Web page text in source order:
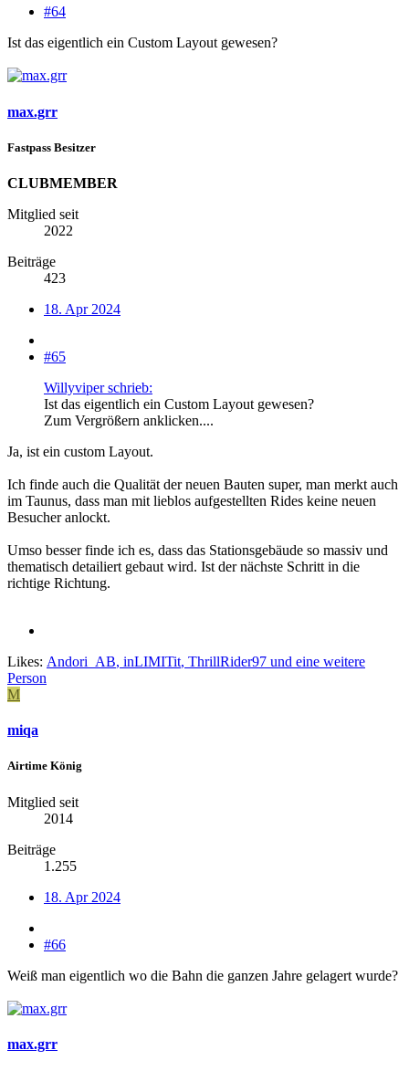
#64
Ist das eigentlich ein Custom Layout gewesen?
max.grr
Fastpass Besitzer
CLUBMEMBER
Mitglied seit
2022
Beiträge
423
18. Apr 2024
#65
Willyviper schrieb:
Ist das eigentlich ein Custom Layout gewesen?
Zum Vergrößern anklicken....
Ja, ist ein custom Layout.
Ich finde auch die Qualität der neuen Bauten super, man merkt auch
im Taunus, dass man mit lieblos aufgestellten Rides keine neuen
Besucher anlockt.
Umso besser finde ich es, dass das Stationsgebäude so massiv und
thematisch detailiert gebaut wird. Ist der nächste Schritt in die
richtige Richtung.
Likes: Andori_AB, inLIMITit, ThrillRider97 und eine weitere
Person
M
miqa
Airtime König
Mitglied seit
2014
Beiträge
1.255
18. Apr 2024
#66
Weiß man eigentlich wo die Bahn die ganzen Jahre gelagert wurde?
max.grr